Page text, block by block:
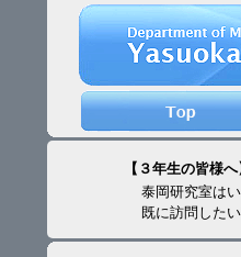
【３年生の皆様へ
泰岡研究室は
既に訪問した